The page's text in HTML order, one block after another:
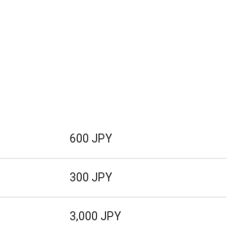
600 JPY
300 JPY
3,000 JPY